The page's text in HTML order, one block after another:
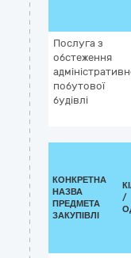
Послуга з
обстеження
побутової
будівлі
КОНКРЕТНА
НАЗВА
ПРЕДМЕТА
ЗАКУПІВЛІ
/